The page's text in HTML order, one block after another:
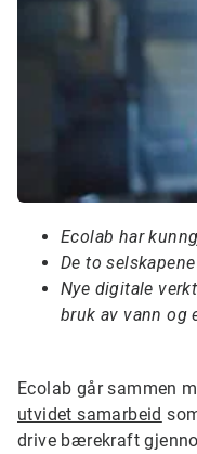
Ecolab har
De to
Nye digitale
bruk av vann og
Ecolab går sammen
utvidet samarbeid
drive bærekraft